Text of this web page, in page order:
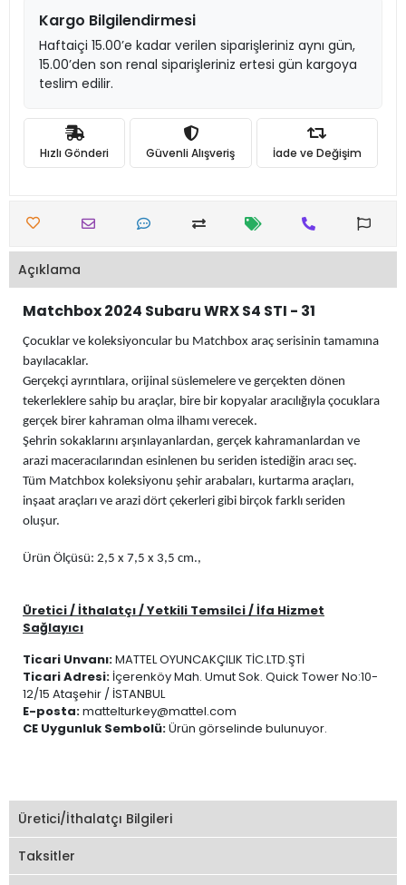
Kargo Bilgilendirmesi
Haftaiçi 15.00’e kadar verilen siparişleriniz aynı gün,
15.00’den son renal siparişleriniz ertesi gün kargoya
teslim edilir.
Hızlı Gönderi Güvenli Alışveriş İade ve Değişim
Açıklama
Matchbox 2024 Subaru WRX S4 STI - 31
Çocuklar ve koleksiyoncular bu Matchbox araç serisinin tamamına
bayılacaklar.
Gerçekçi ayrıntılara, orijinal süslemelere ve gerçekten dönen
tekerleklere sahip bu araçlar, bire bir kopyalar aracılığıyla çocuklara
gerçek birer kahraman olma ilhamı verecek.
Şehrin sokaklarını arşınlayanlardan, gerçek kahramanlardan ve
arazi maceracılarından esinlenen bu seriden istediğin aracı seç.
Tüm Matchbox koleksiyonu şehir arabaları, kurtarma araçları,
inşaat araçları ve arazi dört çekerleri gibi birçok farklı seriden
oluşur.
Ürün Ölçüsü: 2,5 x 7,5 x 3,5 cm.,
Üretici / İthalatçı / Yetkili Temsilci / İfa Hizmet
Sağlayıcı
Ticari Unvanı:MATTEL OYUNCAKÇILIK TİC.LTD.ŞTİ
Ticari Adresi: İçerenköy Mah. Umut Sok. Quick Tower No:10-
12/15 Ataşehir / İSTANBUL
E-posta:mattelturkey@mattel.com
CE Uygunluk Sembolü:Ürün görselinde bulunuyor.
Üretici/İthalatçı Bilgileri
Taksitler